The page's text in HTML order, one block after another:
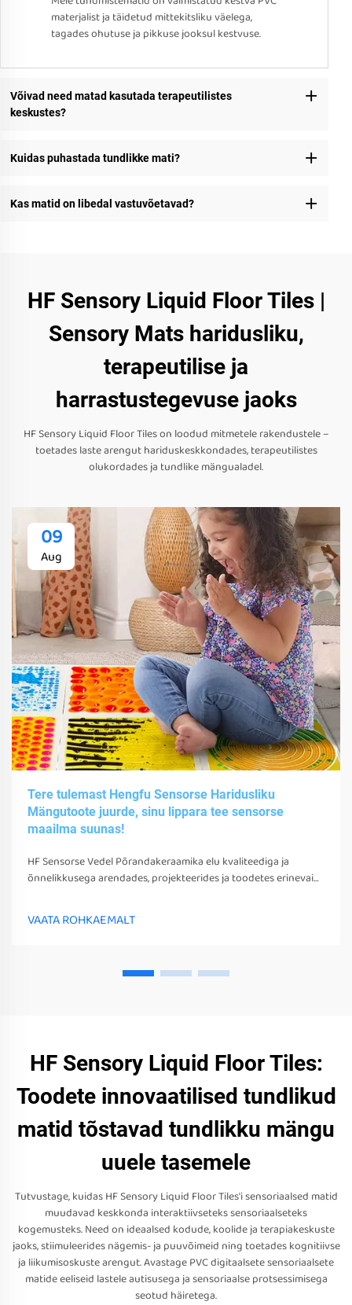
materjalist ja täidetud mittekitsliku väelega,
tagades ohutuse ja pikkuse jooksul kestvuse.
Võivad need matad kasutada terapeutilistes
keskustes?
Kuidas puhastada tundlikke mati?
Kas matid on libedal vastuvõetavad?
HF Sensory Liquid Floor Tiles |
Sensory Mats haridusliku,
terapeutilise ja
harrastustegevuse jaoks
HF Sensory Liquid Floor Tiles on loodud mitmetele rakendustele –
toetades laste arengut hariduskeskkondades, terapeutilistes
olukordades ja tundlike mängualadel.
09
Aug
Tere tulemast Hengfu Sensorse Haridusliku
Mängutoote juurde, sinu lippara tee sensorse
maailma suunas!
HF Sensorse Vedel Põrandakeraamika elu kvaliteediga ja
õnnelikkusega arendades, projekteerides ja toodetes erinevaid
tunneid
VAATA ROHKAEMALT
HF Sensory Liquid Floor Tiles:
Toodete innovaatilised tundlikud
matid tõstavad tundlikku mängu
uuele tasemele
Tutvustage, kuidas HF Sensory Liquid Floor Tiles'i sensoriaalsed matid
muudavad keskkonda interaktiivseteks sensoriaalseteks
kogemusteks. Need on ideaalsed kodude, koolide ja terapiakeskuste
jaoks, stiimuleerides nägemis- ja puuvõimeid ning toetades kognitiivse
ja liikumisoskuste arengut. Avastage PVC digitaalsete sensoriaalsete
matide eeliseid lastele autisusega ja sensoriaalse protsessimisega
seotud häiretega.